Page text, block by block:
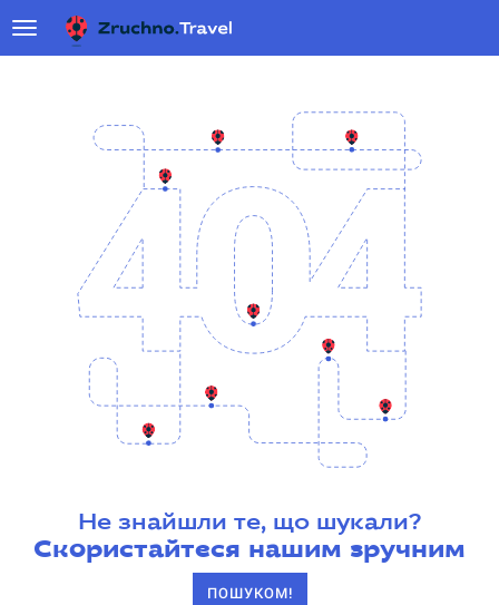
Не знайшли те, що шукали?
Скористайтеся нашим зручним
ПОШУКОМ!